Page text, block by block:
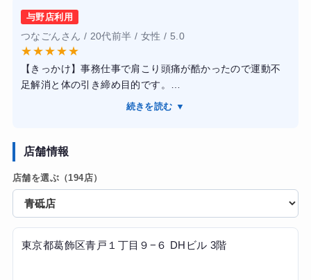
も身につきました。施設は清潔感があり予約も取りやすか
ったため、仕事をしながらでも無理なく通えました。料金
とサービス内容のバランスが良く、初めてパーソナルジム
を利用する人にもおすすめできると感じています。
トレーニングは筋力アップだけでなく姿勢改善を意識した
内容も多く、肩こりや腰の負担が軽くなったように感じて
います。毎回フォームを細かく修正してもらえるので、安
全に運動できました。施設も清潔感があり、女性でも利用
しやすい雰囲気です。
た。日常生活でも階段の上り下りが楽になり、運動への苦
与野店利用
つなごんさん / 20代前半 / 女性 / 5.0
★★★★★
【きっかけ】事務仕事で肩こり頭痛が酷かったので運動不
足解消と体の引き締め目的です。
【感想】パーソナルで他に人がいなかったので集中してで
とができました。パーソナルにしては安かったと思いま
【結果・変化】肩こりの改善に繋がりました。体重の変化
はあまり求めていませんでしたが全体的に引き締まったよ
うに感じます。
続きを読む ▼
店舗情報
店舗を選ぶ（194店）
東京都葛飾区青戸１丁目９−６ DHビル 3階